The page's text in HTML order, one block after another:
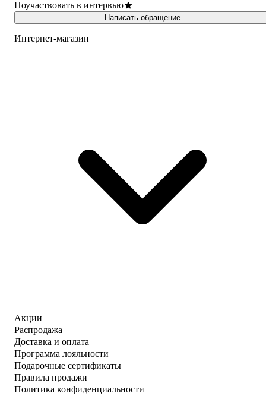
Поучаствовать в интервью
Написать обращение
Интернет-магазин
Акции
Распродажа
Доставка и оплата
Программа лояльности
Подарочные сертификаты
Правила продажи
Политика конфиденциальности